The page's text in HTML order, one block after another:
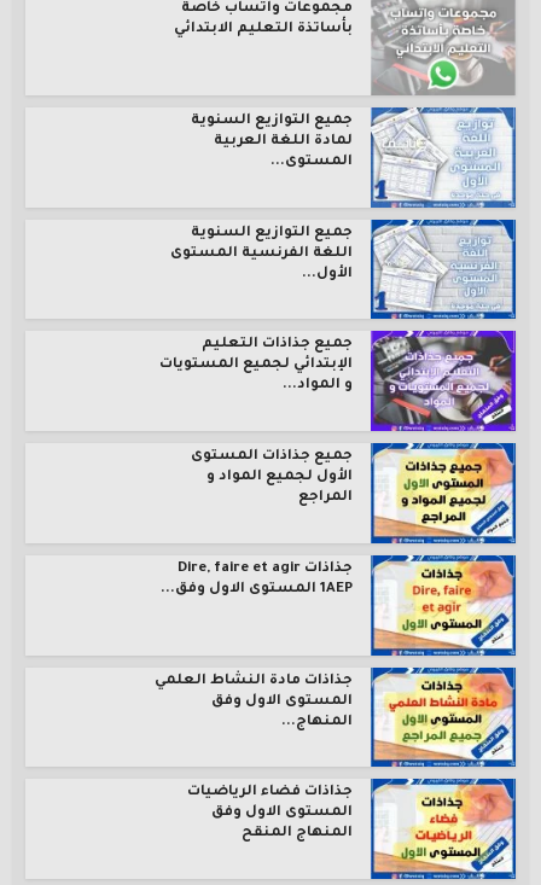
مجموعات واتساب خاصة
بأساتذة التعليم الابتدائي
جميع التوازيع السنوية
لمادة اللغة العربية
المستوى...
جميع التوازيع السنوية
اللغة الفرنسية المستوى
الأول...
جميع جذاذات التعليم
الإبتدائي لجميع المستويات
و المواد...
جميع جذاذات المستوى
الأول لجميع المواد و
المراجع
جذاذات Dire, faire et agir
1AEP المستوى الاول وفق...
جذاذات مادة النشاط العلمي
المستوى الاول وفق
المنهاج...
جذاذات فضاء الرياضيات
المستوى الاول وفق
المنهاج المنقح